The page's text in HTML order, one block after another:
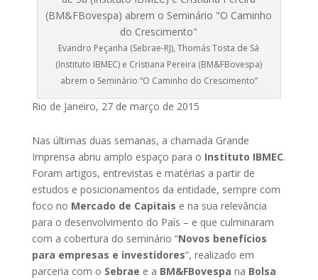
Evandro Peçanha (Sebrae-RJ), Thomás Tosta de Sá
(Instituto IBMEC) e Cristiana Pereira (BM&FBovespa)
abrem o Seminário “O Caminho do Crescimento”
Rio de Janeiro, 27 de março de 2015
Nas últimas duas semanas, a chamada Grande
Imprensa abriu amplo espaço para o Instituto IBMEC.
Foram artigos, entrevistas e matérias a partir de
estudos e posicionamentos da entidade, sempre com
foco no Mercado de Capitais e na sua relevância
para o desenvolvimento do País – e que culminaram
com a cobertura do seminário “Novos benefícios
para empresas e investidores”, realizado em
parceria com o Sebrae e a BM&FBovespa na Bolsa